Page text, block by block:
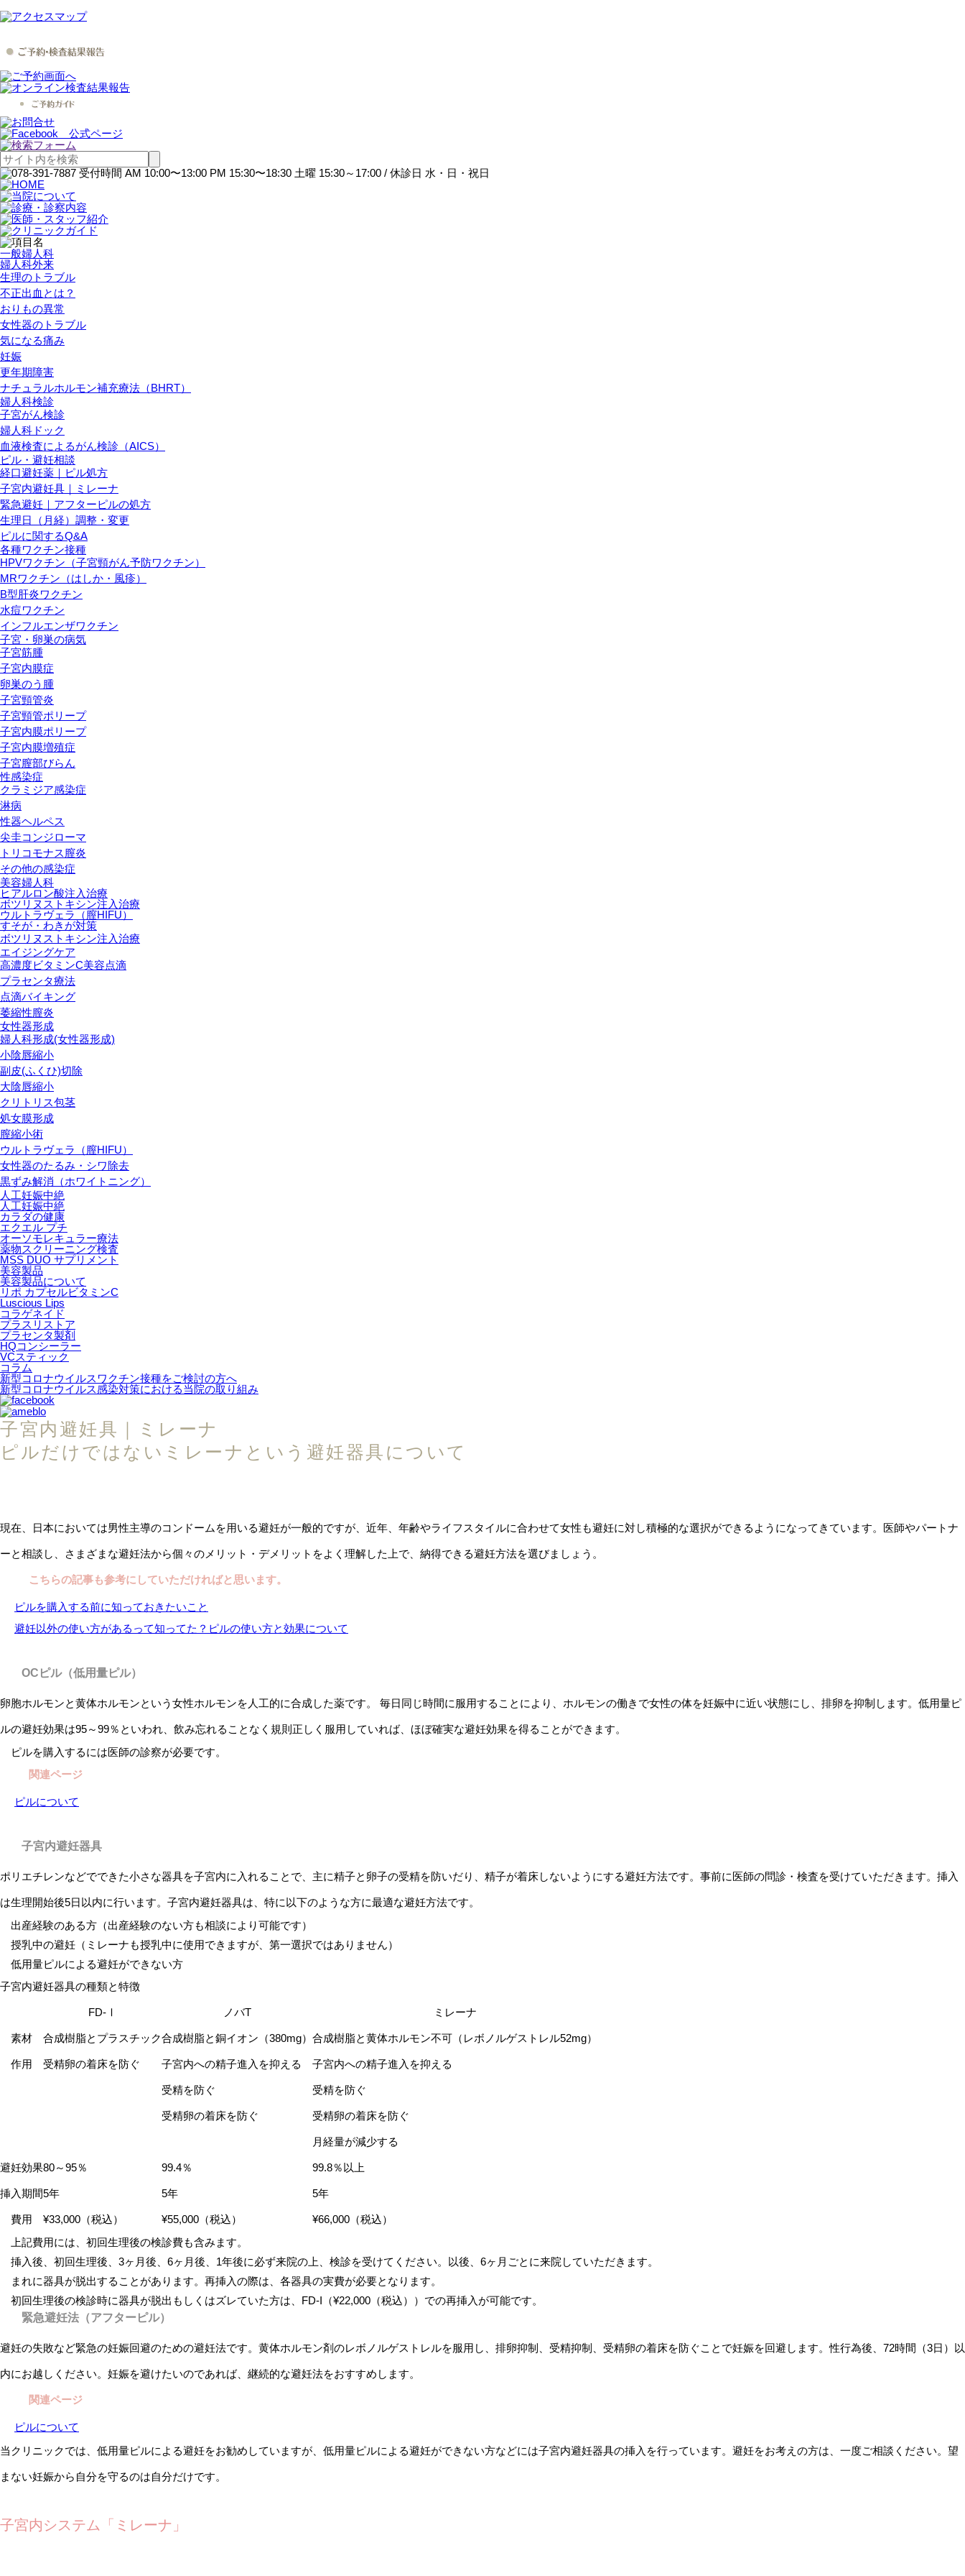
一般婦人科
婦人科外来
生理のトラブル
不正出血とは？
おりもの異常
女性器のトラブル
気になる痛み
妊娠
更年期障害
ナチュラルホルモン補充療法（BHRT）
婦人科検診
子宮がん検診
婦人科ドック
血液検査によるがん検診（AICS）
ピル・避妊相談
経口避妊薬｜ピル処方
子宮内避妊具｜ミレーナ
緊急避妊｜アフターピルの処方
生理日（月経）調整・変更
ピルに関するQ&A
各種ワクチン接種
HPVワクチン（子宮頸がん予防ワクチン）
MRワクチン（はしか・風疹）
B型肝炎ワクチン
水痘ワクチン
インフルエンザワクチン
子宮・卵巣の病気
子宮筋腫
子宮内膜症
卵巣のう腫
子宮頸管炎
子宮頸管ポリープ
子宮内膜ポリープ
子宮内膜増殖症
子宮膣部びらん
性感染症
クラミジア感染症
淋病
性器ヘルペス
尖圭コンジローマ
トリコモナス膣炎
その他の感染症
美容婦人科
ヒアルロン酸注入治療
ボツリヌストキシン注入治療
ウルトラヴェラ（膣HIFU）
すそが・わきが対策
ボツリヌストキシン注入治療
エイジングケア
高濃度ビタミンC美容点滴
プラセンタ療法
点滴バイキング
萎縮性膣炎
女性器形成
婦人科形成(女性器形成)
小陰唇縮小
副皮(ふくひ)切除
大陰唇縮小
クリトリス包茎
処女膜形成
膣縮小術
ウルトラヴェラ（膣HIFU）
女性器のたるみ・シワ除去
黒ずみ解消（ホワイトニング）
人工妊娠中絶
人工妊娠中絶
カラダの健康
エクエル プチ
オーソモレキュラー療法
薬物スクリーニング検査
MSS DUO サプリメント
美容製品
美容製品について
リポ カプセルビタミンC
Luscious Lips
コラゲネイド
プラスリストア
プラセンタ製剤
HQコンシーラー
VCスティック
コラム
新型コロナウイルスワクチン接種をご検討の方へ
新型コロナウイルス感染対策における当院の取り組み
子宮内避妊具｜ミレーナ
ピルだけではないミレーナという避妊器具について
現在、日本においては男性主導のコンドームを用いる避妊が一般的ですが、近年、年齢やライフスタイルに合わせて女性も避妊に対し積極的な選択ができるようになってきています。医師やパートナ
ーと相談し、さまざまな避妊法から個々のメリット・デメリットをよく理解した上で、納得できる避妊方法を選びましょう。
こちらの記事も参考にしていただければと思います。
ピルを購入する前に知っておきたいこと
避妊以外の使い方があるって知ってた？ピルの使い方と効果について
OCピル（低用量ピル）
卵胞ホルモンと黄体ホルモンという女性ホルモンを人工的に合成した薬です。 毎日同じ時間に服用することにより、ホルモンの働きで女性の体を妊娠中に近い状態にし、排卵を抑制します。低用量ピ
ルの避妊効果は95～99％といわれ、飲み忘れることなく規則正しく服用していれば、ほぼ確実な避妊効果を得ることができます。
ピルを購入するには医師の診察が必要です。
関連ページ
ピルについて
子宮内避妊器具
ポリエチレンなどでできた小さな器具を子宮内に入れることで、主に精子と卵子の受精を防いだり、精子が着床しないようにする避妊方法です。事前に医師の問診・検査を受けていただきます。挿入
は生理開始後5日以内に行います。子宮内避妊器具は、特に以下のような方に最適な避妊方法です。
出産経験のある方（出産経験のない方も相談により可能です）
授乳中の避妊（ミレーナも授乳中に使用できますが、第一選択ではありません）
低用量ピルによる避妊ができない方
子宮内避妊器具の種類と特徴
FD-Ⅰ ノバT ミレーナ
素材 合成樹脂とプラスチック合成樹脂と銅イオン（380mg） 合成樹脂と黄体ホルモン不可（レボノルゲストレル52mg）
作用 受精卵の着床を防ぐ 子宮内への精子進入を抑える
受精を防ぐ
受精卵の着床を防ぐ
子宮内への精子進入を抑える
受精を防ぐ
受精卵の着床を防ぐ
月経量が減少する
避妊効果80～95％ 99.4％ 99.8％以上
挿入期間5年 5年 5年
費用 ¥33,000（税込） ¥55,000（税込）
¥66,000（税込）
上記費用には、初回生理後の検診費も含みます。
挿入後、初回生理後、3ヶ月後、6ヶ月後、1年後に必ず来院の上、検診を受けてください。以後、6ヶ月ごとに来院していただきます。
まれに器具が脱出することがあります。再挿入の際は、各器具の実費が必要となります。
初回生理後の検診時に器具が脱出もしくはズレていた方は、FD-I（¥22,000（税込））での再挿入が可能です。
緊急避妊法（アフターピル）
避妊の失敗など緊急の妊娠回避のための避妊法です。黄体ホルモン剤のレボノルゲストレルを服用し、排卵抑制、受精抑制、受精卵の着床を防ぐことで妊娠を回避します。性行為後、72時間（3日）以
内にお越しください。妊娠を避けたいのであれば、継続的な避妊法をおすすめします。
関連ページ
ピルについて
当クリニックでは、低用量ピルによる避妊をお勧めしていますが、低用量ピルによる避妊ができない方などには子宮内避妊器具の挿入を行っています。避妊をお考えの方は、一度ご相談ください。望
まない妊娠から自分を守るのは自分だけです。
子宮内システム「ミレーナ」